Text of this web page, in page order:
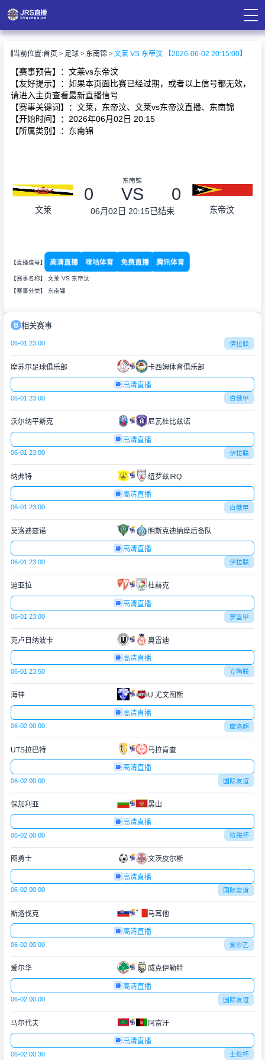
播
讯
当前位置:首页 足球 东南锦 文莱 VS 东帝汶 【2026-06-02 20:15:00】
【赛事预告】：文莱vs东帝汶
【友好提示】：如果本页面比赛已经过期，或者以上信号都无效，
请进入主页查看最新直播信号
【赛事关键词】：文莱，东帝汶、文莱vs东帝汶直播、东南锦
【开始时间】：2026年06月02日 20:15
【所属类别】：东南锦
文莱
东南锦
0 VS 0
06月02日 20:15已结束 东帝汶
【直播信号】 高清直播 咪咕体育 免费直播 腾讯体育
【赛事名称】 文莱 VS 东帝汶
【赛事分类】 东南锦
相关赛事
06-01 23:00 伊拉联
摩苏尔足球俱乐部 卡西姆体育俱乐部
高清直播
06-01 23:00 白俄甲
沃尔纳平斯克 尼瓦杜比兹诺
高清直播
06-01 23:00 伊拉联
纳弗特 纽罗兹IRQ
高清直播
06-01 23:00 白俄甲
莫洛迪兹诺 明斯克迪纳摩后备队
高清直播
06-01 23:00 伊拉联
迪亚拉 杜赫克
高清直播
06-01 23:00 罗篮甲
克卢日纳波卡 奥雷迪
高清直播
06-01 23:50 立陶联
海神 U.尤文图斯
高清直播
06-02 00:00 摩洛超
UTS拉巴特 马拉肯查
高清直播
06-02 00:00 国际友谊
保加利亚 黑山
高清直播
06-02 00:00 拉脱杯
图勇士 文茨皮尔斯
高清直播
06-02 00:00 国际友谊
斯洛伐克 马耳他
高清直播
06-02 00:00 爱沙乙
爱尔华 威克伊勒特
高清直播
06-02 00:00 国际友谊
马尔代夫 阿富汗
高清直播
06-02 00:30 土伦杯